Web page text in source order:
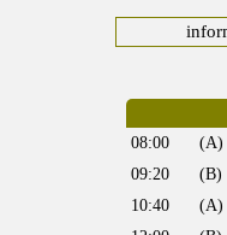
08:00
(A)
09:20
(B)
10:40
(A)